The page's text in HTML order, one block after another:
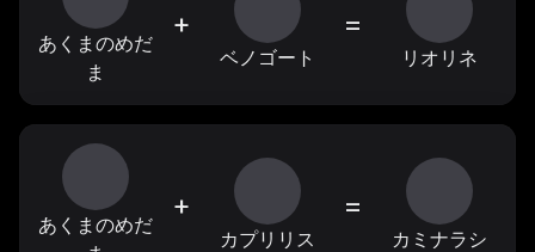
あくまのめだ
ま
+
ベノゴート
=
リオリネ
あくまのめだ
+
カプリリス
=
カミナラシ